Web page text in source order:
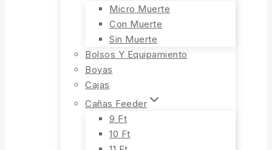
Micro Muerte
Con Muerte
Sin Muerte
Bolsos Y Equipamiento
Boyas
Cajas
Cañas Feeder
9 Ft
10 Ft